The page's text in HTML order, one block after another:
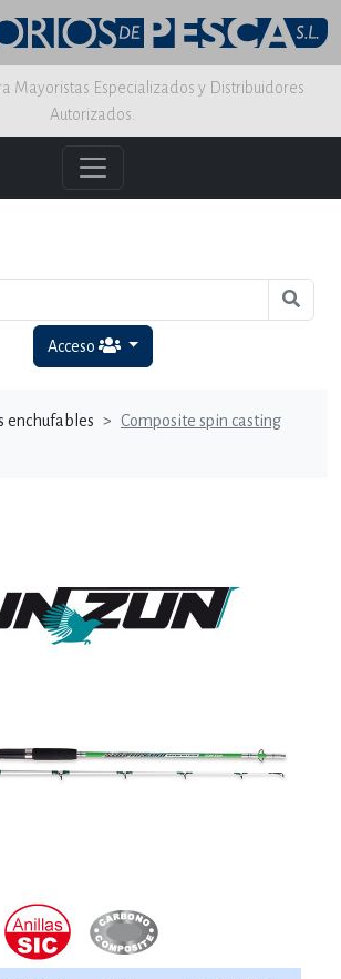
Mayoristas Especializados y Distribuidores
Autorizados.
Acceso
enchufables
Composite spin casting